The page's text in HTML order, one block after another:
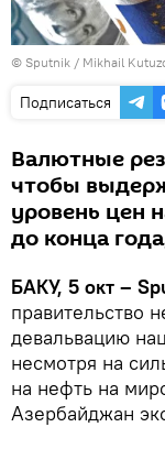
© Sputnik / Mikhail
Подписаться
Валютные
чтобы
уровень цен
до конца
БАКУ, 5 окт –
правительство
девальвацию
несмотря на
на нефть на
Азербайджан